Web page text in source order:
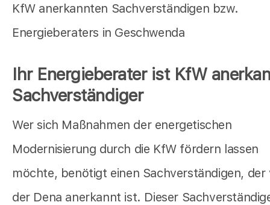
KfW anerkannten Sachverständigen bzw.
Energieberaters in Geschwenda
Ihr Energieberater ist KfW
Sachverständiger
Wer sich Maßnahmen der energetischen
Modernisierung durch die KfW fördern lassen
möchte, benötigt einen Sachverständigen, der
der Dena anerkannt ist. Dieser